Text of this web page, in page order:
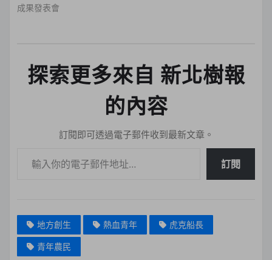
成果發表會
探索更多來自 新北樹報
的內容
訂閱即可透過電子郵件收到最新文章。
訂閱
地方創生 熱血青年
虎克船長
青年農民